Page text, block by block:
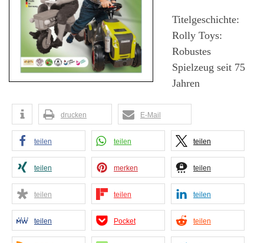
Titelgeschichte:
Rolly Toys:
Robustes
Spielzeug seit 75
Jahren
drucken E-Mail
teilen teilen teilen
teilen merken teilen
teilen teilen teilen
teilen Pocket teilen